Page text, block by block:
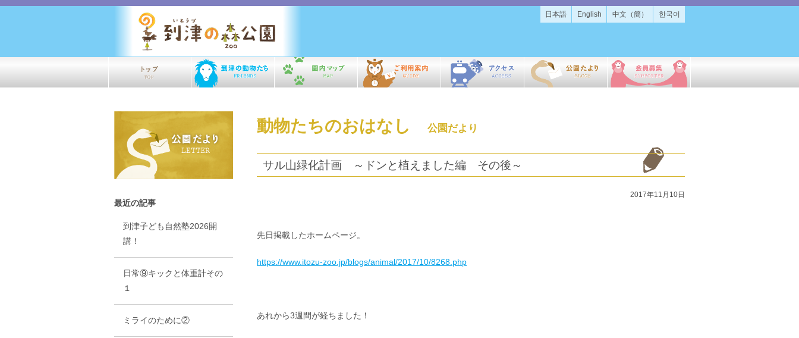
日本語 English 中文（簡） 한국어
動物たちのおはなし 公園だより
サル山緑化計画 ～ドンと植えました編 その後～
2017年11月10日
先日掲載したホームページ。
https://www.itozu-zoo.jp/blogs/animal/2017/10/8268.php
あれから3週間が経ちました！
最近の記事
到津子ども自然塾2026開
講！
日常⑨キックと体重計その
１
ミライのために②